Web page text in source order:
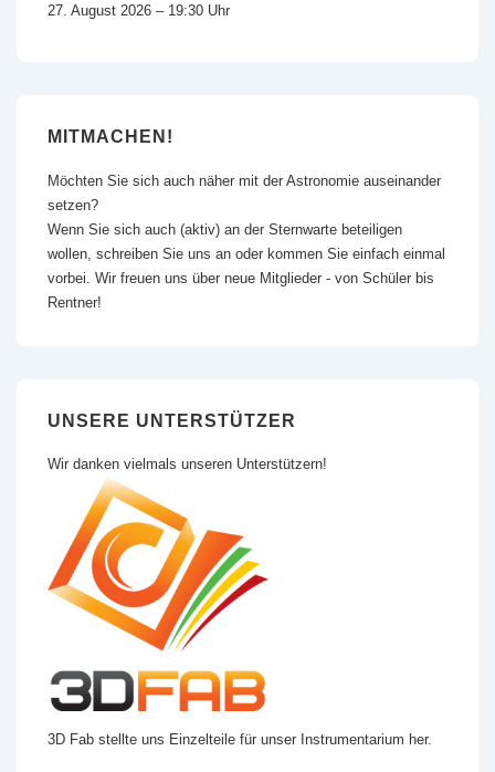
27. August 2026 – 19:30 Uhr
MITMACHEN!
Möchten Sie sich auch näher mit der Astronomie auseinander
setzen?
Wenn Sie sich auch (aktiv) an der Sternwarte beteiligen
wollen, schreiben Sie uns an oder kommen Sie einfach einmal
vorbei. Wir freuen uns über neue Mitglieder - von Schüler bis
Rentner!
UNSERE UNTERSTÜTZER
Wir danken vielmals unseren Unterstützern!
3D Fab stellte uns Einzelteile für unser Instrumentarium her.